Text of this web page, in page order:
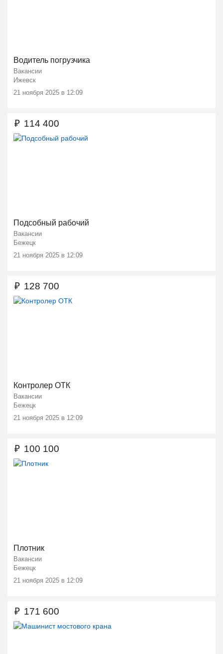
Водитель погрузчика
Вакансии
Ижевск
21 ноября 2025 в 12:09
Подсобный рабочий
Вакансии
Бежецк
21 ноября 2025 в 12:09
₽ 114 400
Контролер ОТК
Вакансии
Бежецк
21 ноября 2025 в 12:09
₽ 128 700
Плотник
Вакансии
Бежецк
21 ноября 2025 в 12:09
₽ 100 100
₽ 171 600